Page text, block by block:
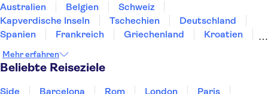
Australien Belgien
Schweiz
Kapverdische Inseln
Tschechien
Deutschland
Spanien
Frankreich Griechenland
Kroatien
Norwegen
Polen
Mehr erfahren
Beliebte Reiseziele
Side Barcelona Rom London
Paris